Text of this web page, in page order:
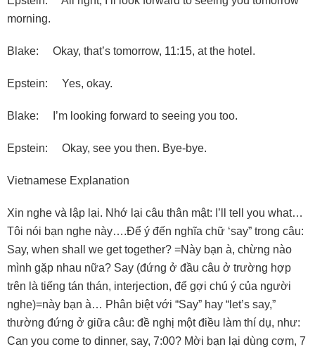
morning.
Blake: Okay, that’s tomorrow, 11:15, at the hotel.
Epstein: Yes, okay.
Blake: I’m looking forward to seeing you too.
Epstein: Okay, see you then. Bye-bye.
Vietnamese Explanation
Xin nghe và lập lại. Nhớ lại câu thân mật: I’ll tell you what…
Tôi nói bạn nghe này….Ðể ý đến nghĩa chữ ‘say” trong câu:
Say, when shall we get together? =Này bạn à, chừng nào
mình gặp nhau nữa? Say (đứng ở đầu câu ở trường hợp
trên là tiếng tán thán, interjection, để gợi chú ý của người
nghe)=này bạn à… Phân biệt với “Say” hay “let’s say,”
thường đứng ở giữa câu: đề nghị một điều làm thí dụ, như:
Can you come to dinner, say, 7:00? Mời bạn lại dùng cơm, 7